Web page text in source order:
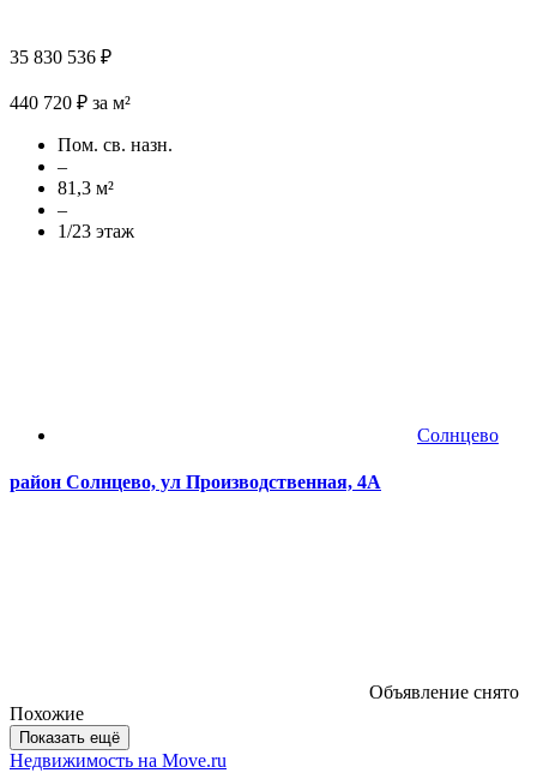
35 830 536 ₽
440 720 ₽ за м²
Пом. св. назн.
–
81,3 м²
–
1/23 этаж
Солнцево
район Солнцево, ул Производственная, 4А
Объявление снято
Похожие
Показать ещё
Недвижимость на Move.ru